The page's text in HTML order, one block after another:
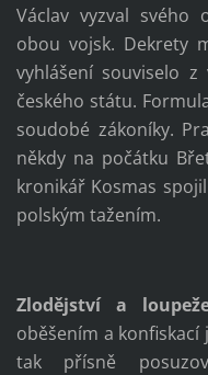
Václav vyzval
obou vojsk. Dekrety
vyhlášení souviselo
českého státu.
soudobé zákoníky.
někdy na počátku
kronikář Kosmas
polským tažením.
Zlodějství a
oběšením a
tak přísně